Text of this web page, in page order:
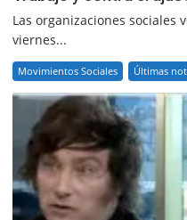
Las organizaciones sociales
viernes...
Movimientos Sociales Últimas